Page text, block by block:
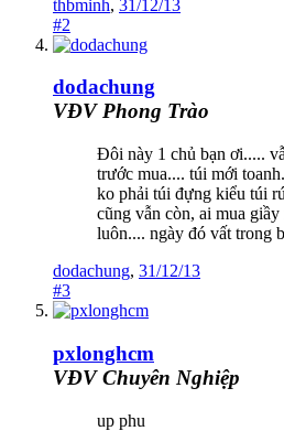
thbminh, 31/12/13
#2
dodachung
VĐV Phong Trào
Đôi này 1 chủ bạn ơi.....
trước mua.... túi mới
ko phải túi đựng kiểu túi
cũng vẫn còn, ai mua
luôn.... ngày đó vất trong
dodachung, 31/12/13
#3
pxlonghcm
VĐV Chuyên Nghiệp
up phu